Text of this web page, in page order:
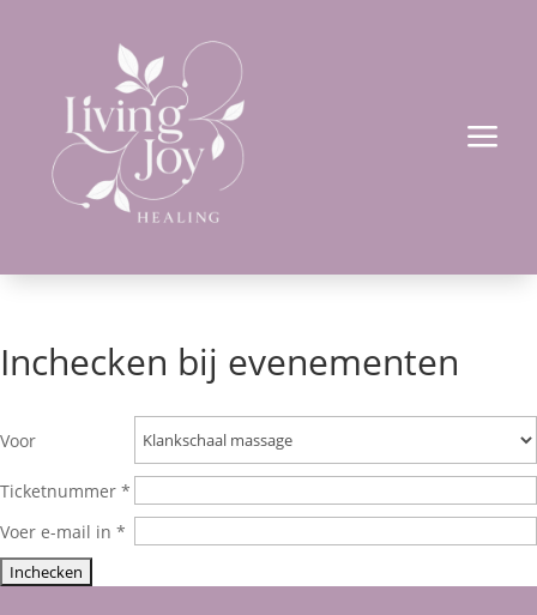
a
Inchecken bij evenementen
Voor
Ticketnummer *
Voer e-mail in *